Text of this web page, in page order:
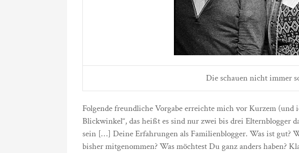
Die schauen nicht immer
Folgende freundliche Vorgabe erreichte mich vor Kurzem (und
Blickwinkel“, das heißt es sind nur zwei bis drei Elternblogger
sein […] Deine Erfahrungen als Familienblogger. Was ist gut?
bisher mitgenommen? Was möchtest Du ganz anders haben?